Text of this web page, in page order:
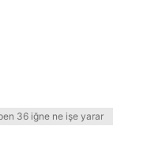
36 iğne ne işe yarar